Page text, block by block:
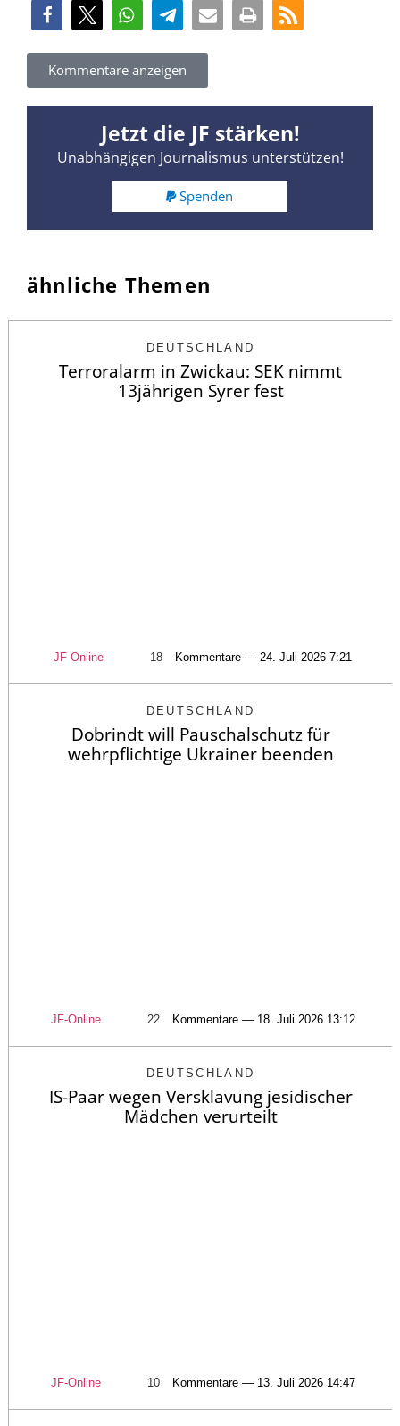
Kommentare anzeigen
Jetzt die JF stärken!
Unabhängigen Journalismus unterstützen!
Spenden
ähnliche Themen
DEUTSCHLAND
Terroralarm in Zwickau: SEK nimmt
13jährigen Syrer fest
JF-Online 18 Kommentare — 24. Juli 2026 7:21
DEUTSCHLAND
Dobrindt will Pauschalschutz für
wehrpflichtige Ukrainer beenden
JF-Online 22 Kommentare — 18. Juli 2026 13:12
DEUTSCHLAND
IS-Paar wegen Versklavung jesidischer
Mädchen verurteilt
JF-Online 10 Kommentare — 13. Juli 2026 14:47